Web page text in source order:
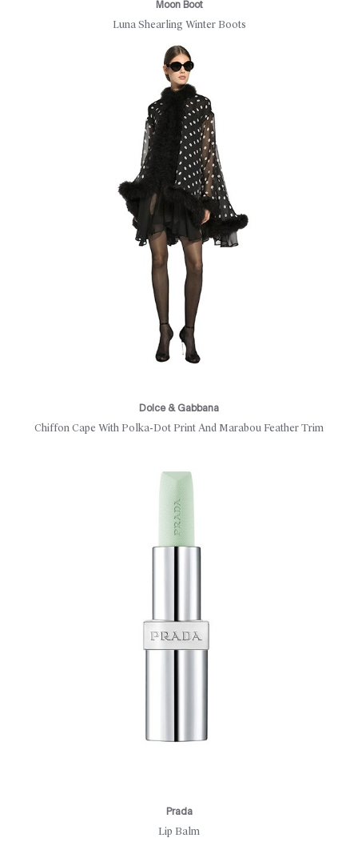
Moon Boot
Luna Shearling Winter Boots
Dolce & Gabbana
Chiffon Cape With Polka-Dot Print And Marabou Feather Trim
Prada
Lip Balm